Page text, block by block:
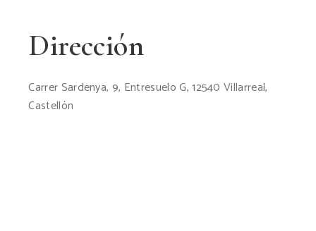
Dirección
Carrer Sardenya, 9, Entresuelo G, 12540 Villarreal,
Castellón